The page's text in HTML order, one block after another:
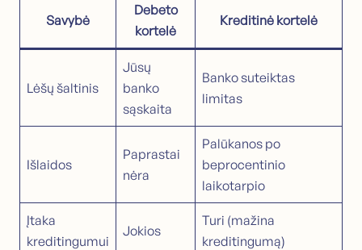
Savybė
Debeto
kortelė
Kreditinė kortelė
Lėšų šaltinis
Jūsų
banko
sąskaita
Banko suteiktas
limitas
Išlaidos
Paprastai
nėra
Palūkanos po
beprocentinio
laikotarpio
Įtaka
kreditingumui
Jokios
Turi (mažina
kreditingumą)